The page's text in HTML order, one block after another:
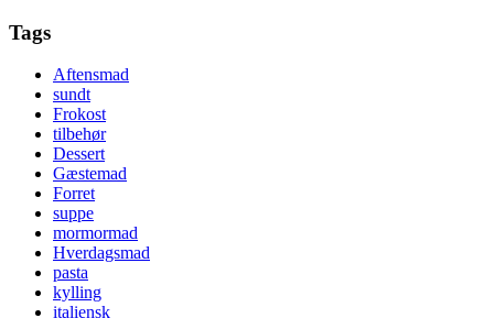
Tags
Aftensmad
sundt
Frokost
tilbehør
Dessert
Gæstemad
Forret
suppe
mormormad
Hverdagsmad
pasta
kylling
italiensk